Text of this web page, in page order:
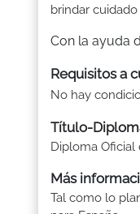
brindar
Con la ayuda
Requisitos a
No hay
Título-
Diploma
Más
Tal como lo